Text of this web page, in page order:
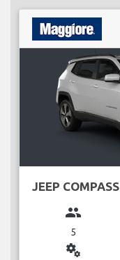
JEEP COMPASS
group
5
miscellaneous_services